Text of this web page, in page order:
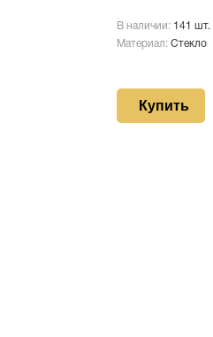
В наличии: 141 шт.
Материал: Стекло
Купить